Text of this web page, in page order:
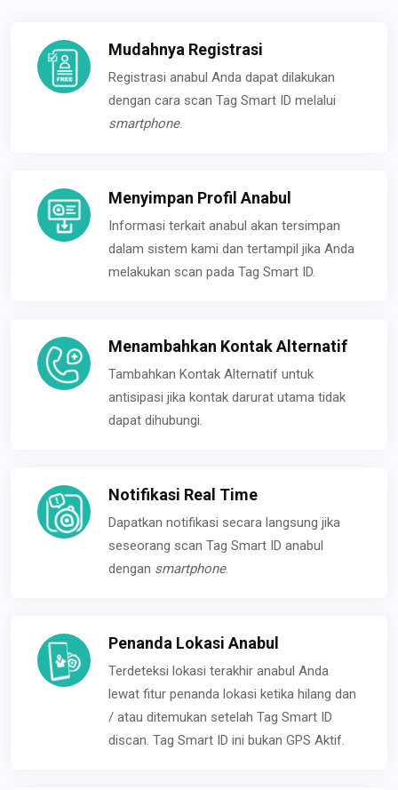
Mudahnya Registrasi
Registrasi anabul Anda dapat dilakukan
dengan cara scan Tag Smart ID melalui
smartphone.
Menyimpan Profil Anabul
Informasi terkait anabul akan tersimpan
dalam sistem kami dan tertampil jika Anda
melakukan scan pada Tag Smart ID.
Menambahkan Kontak Alternatif
Tambahkan Kontak Alternatif untuk
antisipasi jika kontak darurat utama tidak
dapat dihubungi.
Notifikasi Real Time
Dapatkan notifikasi secara langsung jika
seseorang scan Tag Smart ID anabul
dengan smartphone.
Penanda Lokasi Anabul
Terdeteksi lokasi terakhir anabul Anda
lewat fitur penanda lokasi ketika hilang dan
/ atau ditemukan setelah Tag Smart ID
discan. Tag Smart ID ini bukan GPS Aktif.